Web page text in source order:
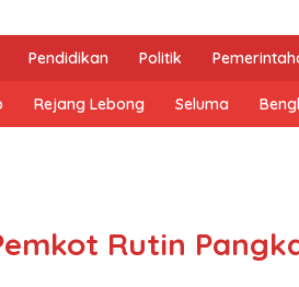
Pendidikan Politik
Rejang Lebong Seluma
Rutin